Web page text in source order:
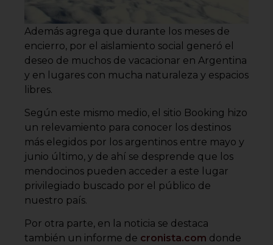
Además agrega que durante los meses de
encierro, por el aislamiento social generó el
deseo de muchos de vacacionar en Argentina
y en lugares con mucha naturaleza y espacios
libres.
Según este mismo medio, el sitio Booking hizo
un relevamiento para conocer los destinos
más elegidos por los argentinos entre mayo y
junio último, y de ahí se desprende que los
mendocinos pueden acceder a este lugar
privilegiado buscado por el público de
nuestro país.
Por otra parte, en la noticia se destaca
también un informe de cronista.com donde